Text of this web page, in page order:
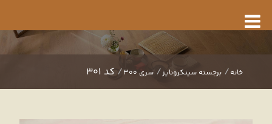
خانه برجسته سینکرونایز سری 300 کد 301